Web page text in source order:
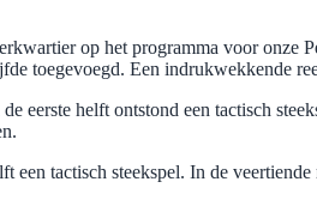
op het programma voor onze
toegevoegd. Een indrukwekkende
eerste helft ontstond een tactisch
een tactisch steekspel. In de